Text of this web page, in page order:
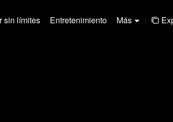
sin límites Entretenimiento Más |